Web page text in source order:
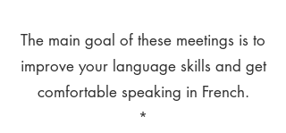
The main goal of these meetings is to
improve your language skills and get
comfortable speaking in French.
*